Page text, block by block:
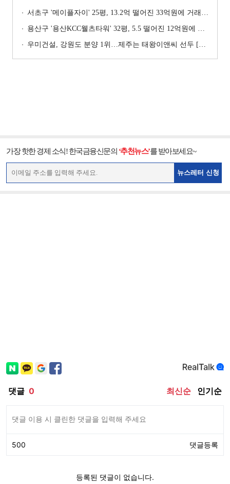
서초구 '메이플자이' 25평, 13.2억 떨어진 33억원에 거래 [일일 하락가]
용산구 '용산KCC웰츠타워' 32평, 5.5 떨어진 12억원에 거래 [일일 하락가]
우미건설, 강원도 분양 1위…제주는 태왕이앤씨 선두 [이 지역 분양왕-강원·제주]
가장 핫한 경제 소식! 한국금융신문의 ‘추천뉴스’를 받아보세요~
뉴스레터 신청